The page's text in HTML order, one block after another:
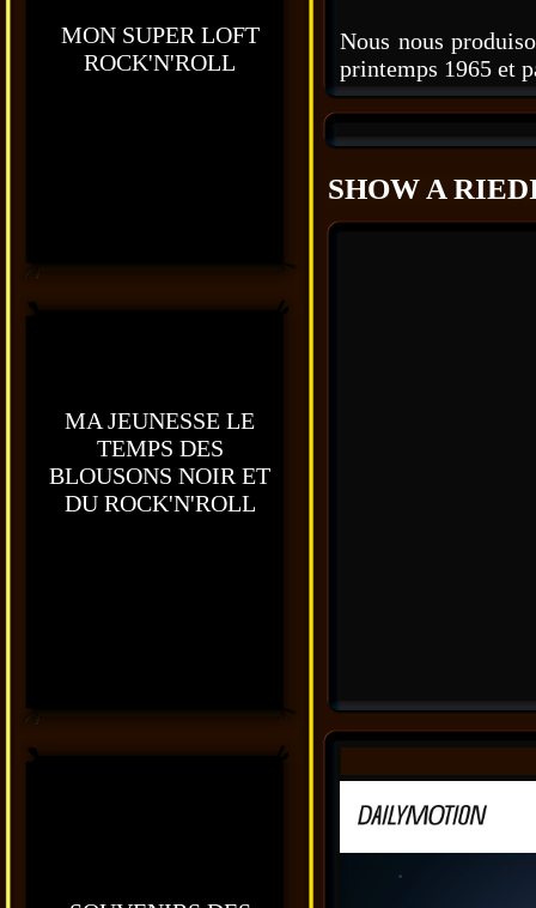
MON SUPER LOFT
ROCK'N'ROLL
MA JEUNESSE LE
TEMPS DES
BLOUSONS NOIR ET
DU ROCK'N'ROLL
Nous nous
printemps 1965 et
SHOW A